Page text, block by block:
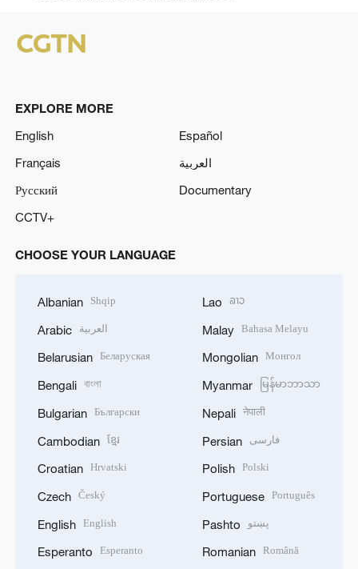
EXPLORE MORE
English
Español
Français
العربية
Русский
Documentary
CCTV+
CHOOSE YOUR LANGUAGE
Albanian Shqip
Arabic العربية
Belarusian Беларуская
Bengali বাংলা
Bulgarian Български
Cambodian ខ្មែរ
Croatian Hrvatski
Czech Český
English English
Esperanto Esperanto
Lao ລາວ
Malay Bahasa Melayu
Mongolian Монгол
Myanmar မြန်မာဘာသာ
Nepali नेपाली
Persian فارسی
Polish Polski
Portuguese Português
Pashto پښتو
Romanian Română